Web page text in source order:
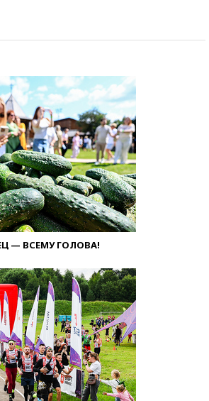
— ВСЕМУ ГОЛОВА!